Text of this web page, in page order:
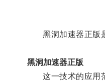
黑洞加速器正版是
黑洞加速器正版
这一技术的应用范